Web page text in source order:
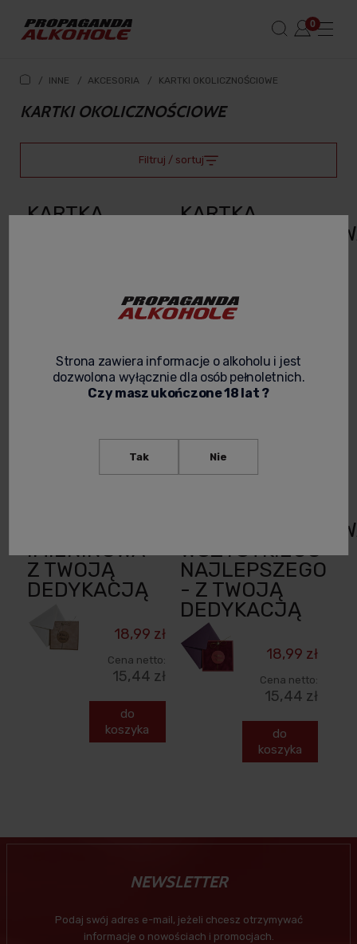
/ INNE / AKCESORIA / KARTKI OKOLICZNOŚCIOWE
KARTKI OKOLICZNOŚCIOWE
Filtruj / sortuj
KARTKA
DEDYKACJĄ
Cena netto:
15,44 zł
KARTKA
TWOJĄ
DEDYKACJĄ
18,99 zł
Cena netto:
15,44 zł
IMIENINOWA -
Z TWOJĄ
DEDYKACJĄ
18,99 zł
Cena netto:
15,44 zł
do
koszyka
WSZYSTKIEGO
NAJLEPSZEGO
- Z TWOJĄ
DEDYKACJĄ
18,99 zł
Cena netto:
15,44 zł
do
koszyka
NEWSLETTER
Podaj swój adres e-mail, jeżeli chcesz otrzymywać
informacje o nowościach i promocjach.
Strona zawiera informacje o alkoholu i jest
dozwolona wyłącznie dla osób pełnoletnich.
Czy masz ukończone 18 lat ?
Tak Nie